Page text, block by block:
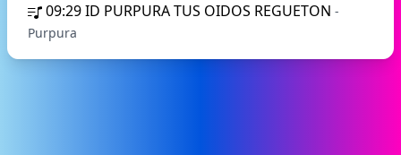
09:29ID PURPURA TUS OIDOS REGUETON -
Purpura